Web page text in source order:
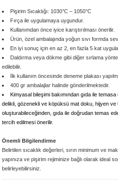
1305 °C
°C
- 1222 °C
- 1046 °C
°C
- 1046 °C
Pişirim Sıcaklığı: 1030°C – 1050°C
Fırça ile uygulamaya uygundur.
Kullanımdan önce iyice karıştırılması önerilir.
Ürün, özel ambalajında yoğun sıvı formda
En iyi sonuç için en az 2, en fazla 5 kat
Daldırma veya dökme gibi diğer sırlama
edilebilir.
İlk kullanım öncesinde deneme plakası
400 gr ambalajlarhalinde gönderilmektedir.
Kimyasal bileşimi bakımından gıda ile
delikli, gözenekli ve köpüksü mat doku, hijyen ve
oluşturabileceğinden, gıda ile doğrudan temas
tercih edilmesi önerilir.
Önemli Bilgilendirme
Belirtilen sıcaklık değerleri, sırın minimum ve
yapınıza ve pişirim rejiminize bağlı olarak ideal
belirleyebilirsiniz.